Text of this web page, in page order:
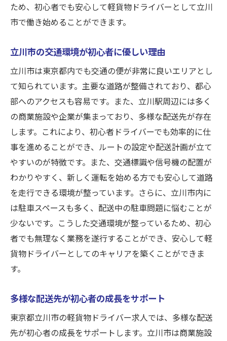
ため、初心者でも安心して軽貨物ドライバーとして立川
市で働き始めることができます。
立川市の交通環境が初心者に優しい理由
立川市は東京都内でも交通の便が非常に良いエリアとし
て知られています。主要な道路が整備されており、都心
部へのアクセスも容易です。また、立川駅周辺には多く
の商業施設や企業が集まっており、多様な配送先が存在
します。これにより、初心者ドライバーでも効率的に仕
事を進めることができ、ルートの設定や配送計画が立て
やすいのが特徴です。また、交通標識や信号機の配置が
わかりやすく、新しく運転を始める方でも安心して道路
を走行できる環境が整っています。さらに、立川市内に
は駐車スペースも多く、配送中の駐車問題に悩むことが
少ないです。こうした交通環境が整っているため、初心
者でも無理なく業務を遂行することができ、安心して軽
貨物ドライバーとしてのキャリアを築くことができま
す。
多様な配送先が初心者の成長をサポート
東京都立川市の軽貨物ドライバー求人では、多様な配送
先が初心者の成長をサポートします。立川市は商業施設